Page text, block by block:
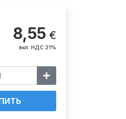
8,55 €
вкл. НДС 21%